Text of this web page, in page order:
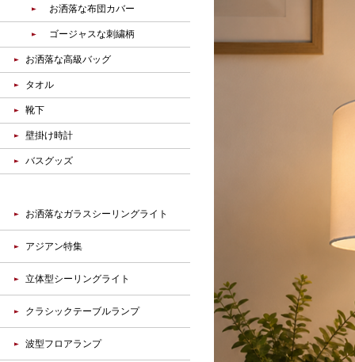
お洒落な布団カバー
ゴージャスな刺繍柄
お洒落な高級バッグ
タオル
靴下
壁掛け時計
バスグッズ
お洒落なガラスシーリングライト
アジアン特集
立体型シーリングライト
クラシックテーブルランプ
波型フロアランプ